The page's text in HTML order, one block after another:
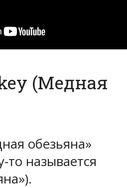
(Медная
обезьяна»
то называется